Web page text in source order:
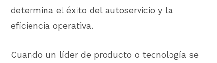
determina el éxito del autoservicio y la
eficiencia operativa.
Cuando un líder de producto o tecnología se